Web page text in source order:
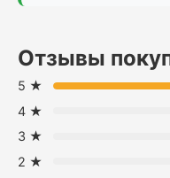
Отзывы
5 ★
4 ★
3 ★
2 ★